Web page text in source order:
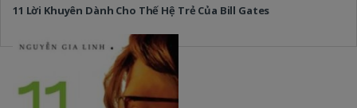
11 Lời Khuyên Dành Cho Thế Hệ Trẻ Của Bill Gates